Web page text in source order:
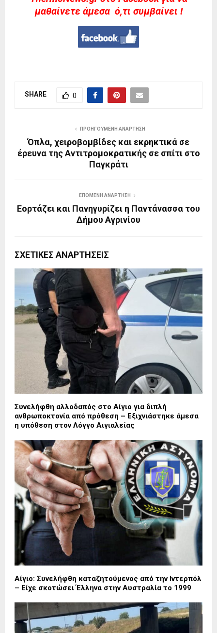
μαθαίνετε άμεσα ό,τι συμβαίνει !
SHARE 0
ΠΡΟΗΓΟΎΜΕΝΗ ΑΝΆΡΤΗΣΗ
Όπλα, χειροβομβίδες και εκρηκτικά σε
έρευνα της Αντιτρομοκρατικής σε σπίτι στο
Παγκράτι
ΕΠΌΜΕΝΗ ΑΝΆΡΤΗΣΗ
Εορτάζει και Πανηγυρίζει η Παντάνασσα του
Δήμου Αγρινίου
ΣΧΕΤΙΚΈΣ ΑΝΑΡΤΉΣΕΙΣ
Συνελήφθη αλλοδαπός στο Αίγιο για διπλή
ανθρωποκτονία από πρόθεση – Εξιχνιάστηκε άμεσα
η υπόθεση στον Λόγγο Αιγιαλείας
Αίγιο: Συνελήφθη καταζητούμενος από την Ιντερπόλ
– Είχε σκοτώσει Έλληνα στην Αυστραλία το 1999